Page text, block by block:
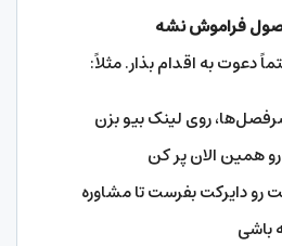
فراموش نشه
دعوت به اقدام بذار. مثلاً:
روی لینک بیو بزن
همین الان پر کن
رو دایرکت بفرست تا مشاوره
باشی